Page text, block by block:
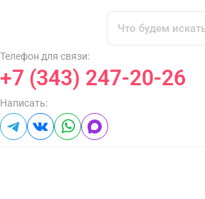
Телефон для связи:
+7 (343) 247-20-26
Написать: